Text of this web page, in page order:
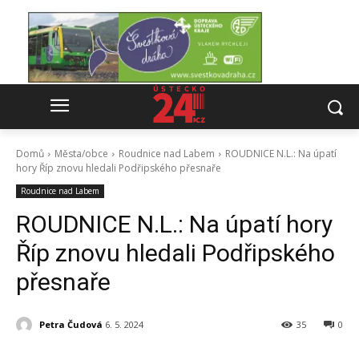
Domů Města/obce Roudnice nad Labem
ROUDNICE N.L.: Na úpatí
hory Říp znovu hledali Podřipského přesnaře
Roudnice nad Labem
ROUDNICE N.L.: Na úpatí hory
Říp znovu hledali Podřipského
přesnaře
Petra Čudová 6. 5. 2024 0
35